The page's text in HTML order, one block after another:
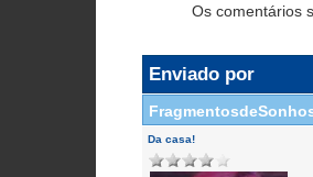
Os comentários
Enviado por
Da casa!